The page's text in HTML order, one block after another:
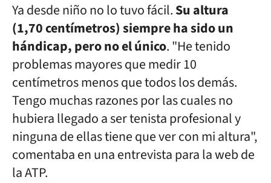
Ya desde niño no lo tuvo fácil.Su altura
(1,70 centímetros) siempre ha sido un
hándicap, pero no el único. "He tenido
problemas mayores que medir 10
centímetros menos que todos los demás.
Tengo muchas razones por las cuales no
hubiera llegado a ser tenista profesional y
ninguna de ellas tiene que ver con mi altura",
comentaba en una entrevista para la web de
la ATP.